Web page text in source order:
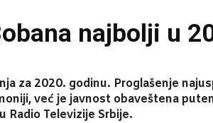
najbolji u
za 2020. godinu. Proglašenje
već je javnost obaveštena
Radio Televizije Srbije.